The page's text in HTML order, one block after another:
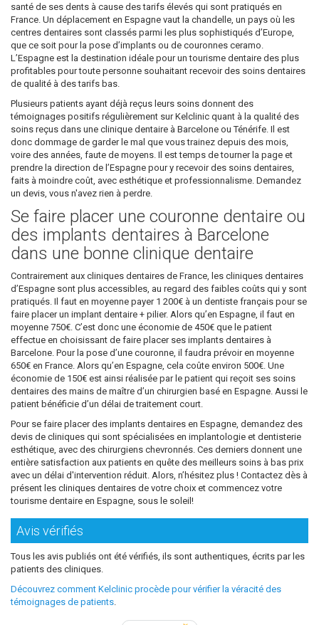
santé de ses dents à cause des tarifs élevés qui sont pratiqués en
France. Un déplacement en Espagne vaut la chandelle, un pays où les
centres dentaires sont classés parmi les plus sophistiqués d’Europe,
que ce soit pour la pose d’implants ou de couronnes ceramo.
L’Espagne est la destination idéale pour un tourisme dentaire des plus
profitables pour toute personne souhaitant recevoir des soins dentaires
de qualité à des tarifs bas.
Plusieurs patients ayant déjà reçus leurs soins donnent des
témoignages positifs régulièrement sur Kelclinic quant à la qualité des
soins reçus dans une clinique dentaire à Barcelone ou Ténérife. Il est
donc dommage de garder le mal que vous trainez depuis des mois,
voire des années, faute de moyens. Il est temps de tourner la page et
prendre la direction de l’Espagne pour y recevoir des soins dentaires,
faits à moindre coût, avec esthétique et professionnalisme. Demandez
un devis, vous n'avez rien à perdre.
Se faire placer une couronne dentaire ou
des implants dentaires à Barcelone
dans une bonne clinique dentaire
Contrairement aux cliniques dentaires de France, les cliniques dentaires
d’Espagne sont plus accessibles, au regard des faibles coûts qui y sont
pratiqués. Il faut en moyenne payer 1 200€ à un dentiste français pour se
faire placer un implant dentaire + pilier. Alors qu’en Espagne, il faut en
moyenne 750€. C’est donc une économie de 450€ que le patient
effectue en choisissant de faire placer ses implants dentaires à
Barcelone. Pour la pose d’une couronne, il faudra prévoir en moyenne
650€ en France. Alors qu’en Espagne, cela coûte environ 500€. Une
économie de 150€ est ainsi réalisée par le patient qui reçoit ses soins
dentaires des mains de maître d’un chirurgien basé en Espagne. Aussi le
patient bénéficie d’un délai de traitement court.
Pour se faire placer des implants dentaires en Espagne, demandez des
devis de cliniques qui sont spécialisées en implantologie et dentisterie
esthétique, avec des chirurgiens chevronnés. Ces derniers donnent une
entière satisfaction aux patients en quête des meilleurs soins à bas prix
avec un délai d'intervention réduit. Alors, n’hésitez plus ! Contactez dès à
présent les cliniques dentaires de votre choix et commencez votre
tourisme dentaire en Espagne, sous le soleil!
Avis vérifiés
Tous les avis publiés ont été vérifiés, ils sont authentiques, écrits par les
patients des cliniques.
Découvrez comment Kelclinic procède pour vérifier la véracité des
témoignages de patients